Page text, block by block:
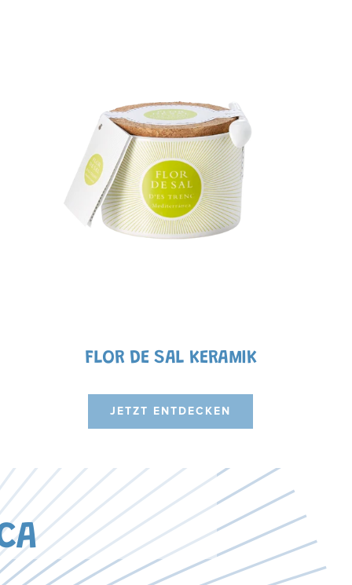
FLOR DE SAL KERAMIK
JETZT ENTDECKEN